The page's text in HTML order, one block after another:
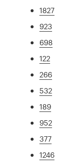
1827
923
698
122
266
532
189
952
377
1246